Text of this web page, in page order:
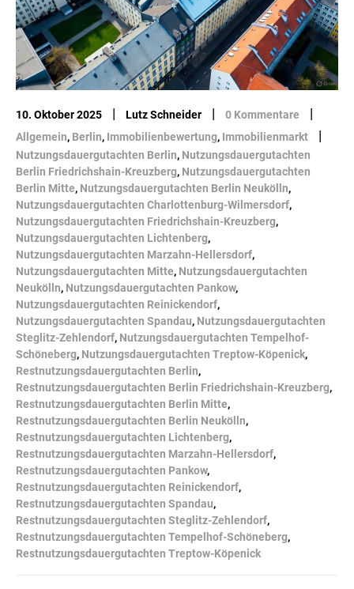
10. Oktober 2025 | Lutz Schneider | 0 Kommentare |
Allgemein, Berlin, Immobilienbewertung, Immobilienmarkt |
Nutzungsdauergutachten Berlin, Nutzungsdauergutachten
Berlin Friedrichshain-Kreuzberg, Nutzungsdauergutachten
Berlin Mitte, Nutzungsdauergutachten Berlin Neukölln,
Nutzungsdauergutachten Charlottenburg-Wilmersdorf,
Nutzungsdauergutachten Friedrichshain-Kreuzberg,
Nutzungsdauergutachten Lichtenberg,
Nutzungsdauergutachten Marzahn-Hellersdorf,
Nutzungsdauergutachten Mitte, Nutzungsdauergutachten
Neukölln, Nutzungsdauergutachten Pankow,
Nutzungsdauergutachten Reinickendorf,
Nutzungsdauergutachten Spandau, Nutzungsdauergutachten
Steglitz-Zehlendorf, Nutzungsdauergutachten Tempelhof-
Schöneberg, Nutzungsdauergutachten Treptow-Köpenick,
Restnutzungsdauergutachten Berlin,
Restnutzungsdauergutachten Berlin Friedrichshain-Kreuzberg,
Restnutzungsdauergutachten Berlin Mitte,
Restnutzungsdauergutachten Berlin Neukölln,
Restnutzungsdauergutachten Lichtenberg,
Restnutzungsdauergutachten Marzahn-Hellersdorf,
Restnutzungsdauergutachten Pankow,
Restnutzungsdauergutachten Reinickendorf,
Restnutzungsdauergutachten Spandau,
Restnutzungsdauergutachten Steglitz-Zehlendorf,
Restnutzungsdauergutachten Tempelhof-Schöneberg,
Restnutzungsdauergutachten Treptow-Köpenick